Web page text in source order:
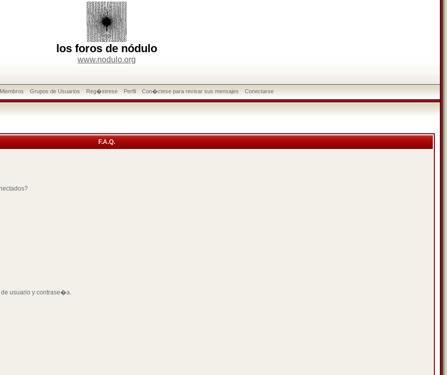
los foros de nódulo
www.nodulo.org
Grupos de Usuarios Reg�strese Perfil Con�ctese para revisar sus mensajes Conectarse
F.A.Q.
de usuario y contrase�a.